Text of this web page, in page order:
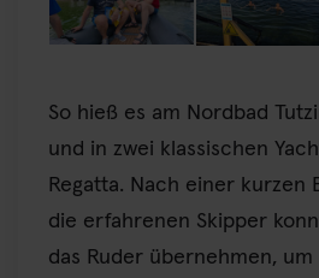
So hieß es am Nordbad
und in zwei klassischen
Regatta. Nach einer kurzen
die erfahrenen Skipper
das Ruder übernehmen, um